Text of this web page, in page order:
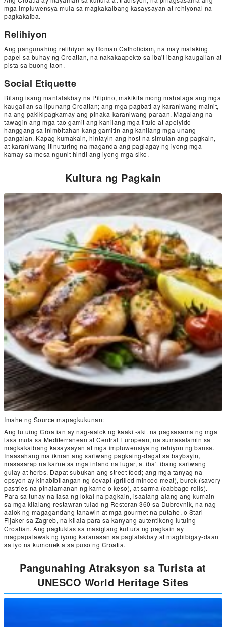
mga impluwensya mula sa magkakaibang kasaysayan at rehiyonal na
pagkakaiba.
Relihiyon
Ang pangunahing relihiyon ay Roman Catholicism, na may malaking
papel sa buhay ng Croatian, na nakakaapekto sa iba't ibang kaugalian at
pista sa buong taon.
Social Etiquette
Bilang isang manlalakbay na Pilipino, makikita mong mahalaga ang mga
kaugalian sa lipunang Croatian; ang mga pagbati ay karaniwang mainit,
na ang pakikipagkamay ang pinaka-karaniwang paraan. Magalang na
tawagin ang mga tao gamit ang kanilang mga titulo at apelyido
hanggang sa inimbitahan kang gamitin ang kanilang mga unang
pangalan. Kapag kumakain, hintayin ang host na simulan ang pagkain,
at karaniwang itinuturing na maganda ang paglagay ng iyong mga
kamay sa mesa ngunit hindi ang iyong mga siko.
Kultura ng Pagkain
Imahe ng Source mapagkukunan:
Ang lutuing Croatian ay nag-aalok ng kaakit-akit na pagsasama ng mga
lasa mula sa Mediterranean at Central European, na sumasalamin sa
magkakaibang kasaysayan at mga impluwensiya ng rehiyon ng bansa.
Inaasahang matikman ang sariwang pagkaing-dagat sa baybayin,
masasarap na karne sa mga inland na lugar, at iba't ibang sariwang
gulay at herbs. Dapat subukan ang street food; ang mga tanyag na
opsyon ay kinabibilangan ng ćevapi (grilled minced meat), burek (savory
pastries na pinalamanan ng karne o keso), at sarma (cabbage rolls).
Para sa tunay na lasa ng lokal na pagkain, isaalang-alang ang kumain
sa mga kilalang restawran tulad ng Restoran 360 sa Dubrovnik, na nag-
aalok ng magagandang tanawin at mga gourmet na putahe, o Stari
Fijaker sa Zagreb, na kilala para sa kanyang autentikong lutuing
Croatian. Ang pagtuklas sa masiglang kultura ng pagkain ay
magpapalawak ng iyong karanasan sa paglalakbay at magbibigay-daan
sa iyo na kumonekta sa puso ng Croatia.
Pangunahing Atraksyon sa Turista at
UNESCO World Heritage Sites